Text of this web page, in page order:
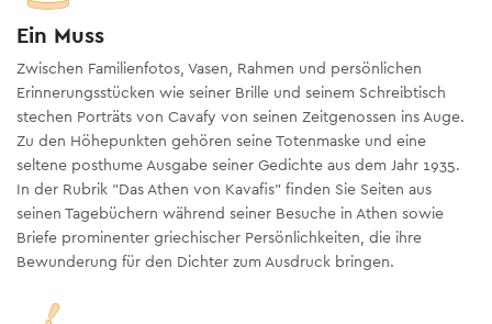
Ein Muss
Zwischen Familienfotos, Vasen, Rahmen und persönlichen
Erinnerungsstücken wie seiner Brille und seinem Schreibtisch
stechen Porträts von Cavafy von seinen Zeitgenossen ins Auge.
Zu den Höhepunkten gehören seine Totenmaske und eine
seltene posthume Ausgabe seiner Gedichte aus dem Jahr 1935.
In der Rubrik "Das Athen von Kavafis" finden Sie Seiten aus
seinen Tagebüchern während seiner Besuche in Athen sowie
Briefe prominenter griechischer Persönlichkeiten, die ihre
Bewunderung für den Dichter zum Ausdruck bringen.